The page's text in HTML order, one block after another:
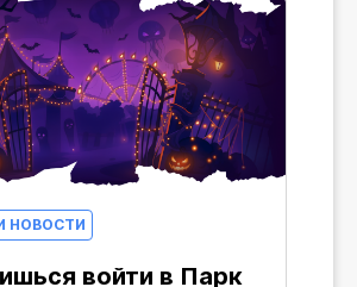
НОВОСТИ
войти в Парк